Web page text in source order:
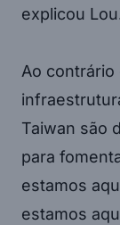
explicou
Ao
Taiwan são
para
estamos
estamos